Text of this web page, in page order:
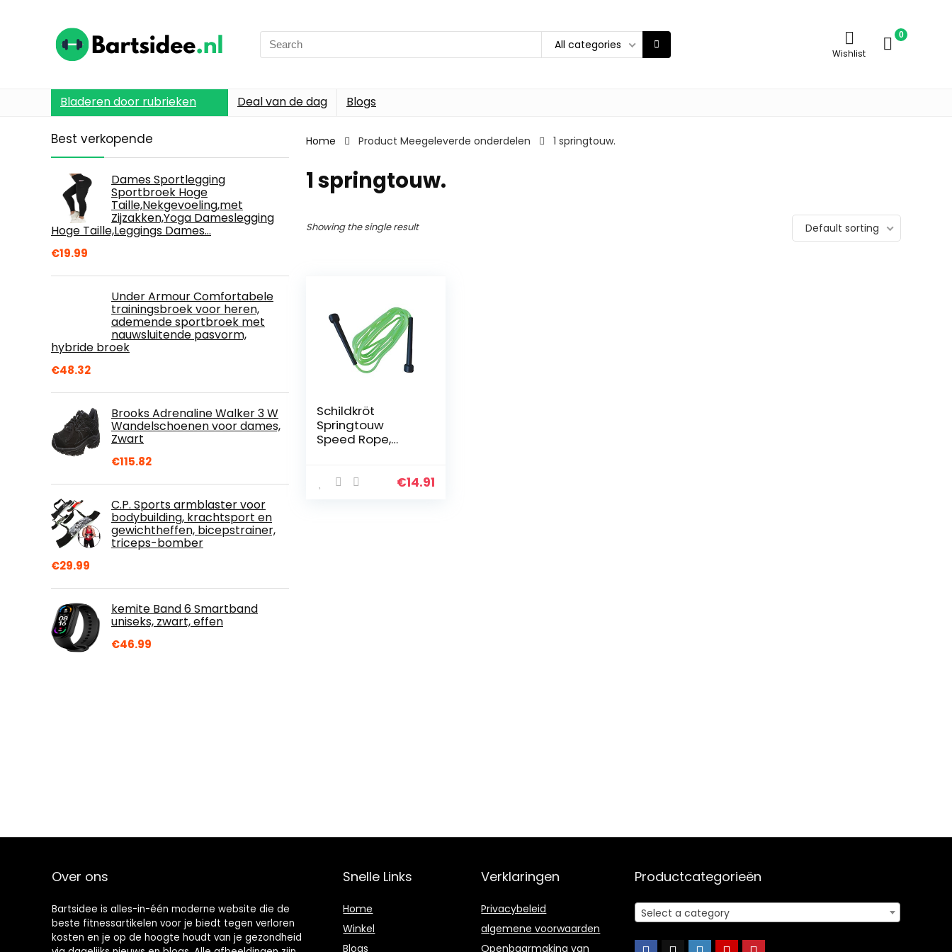
Search
for:
All categories
Wishlist
0
Bladeren door rubrieken Deal van de dag Blogs
Best verkopende
Dames Sportlegging
Sportbroek Hoge
Taille,Nekgevoeling,met
Zijzakken,Yoga Dameslegging
Hoge Taille,Leggings Dames…
€19.99
Under Armour Comfortabele
trainingsbroek voor heren,
ademende sportbroek met
nauwsluitende pasvorm,
hybride broek
€48.32
Brooks Adrenaline Walker 3 W
Wandelschoenen voor dames,
Zwart
€115.82
C.P. Sports armblaster voor
bodybuilding, krachtsport en
gewichtheffen, bicepstrainer,
triceps-bomber
€29.99
kemite Band 6 Smartband
uniseks, zwart, effen
€46.99
Home Product Meegeleverde onderdelen 1 springtouw.
1 springtouw.
Showing the single result Default sorting
Schildkröt
Springtouw
Speed Rope,
960025
€14.91
Over ons
Bartsidee is alles-in-één moderne website die de
beste fitnessartikelen voor je biedt tegen verloren
kosten en je op de hoogte houdt van je gezondheid
Snelle Links
Home
Winkel
Blogs
Verklaringen
Privacybeleid
algemene voorwaarden
Openbaarmaking van
Productcategorieën
Select a category